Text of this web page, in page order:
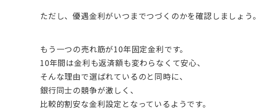
ただし、優遇金利がいつまでつづくのかを確認しましょう。
もう一つの売れ筋が10年固定金利です。
10年間は金利も返済額も変わらなくて安心、
そんな理由で選ばれているのと同時に、
銀行同士の競争が激しく、
比較的割安な金利設定となっているようです。